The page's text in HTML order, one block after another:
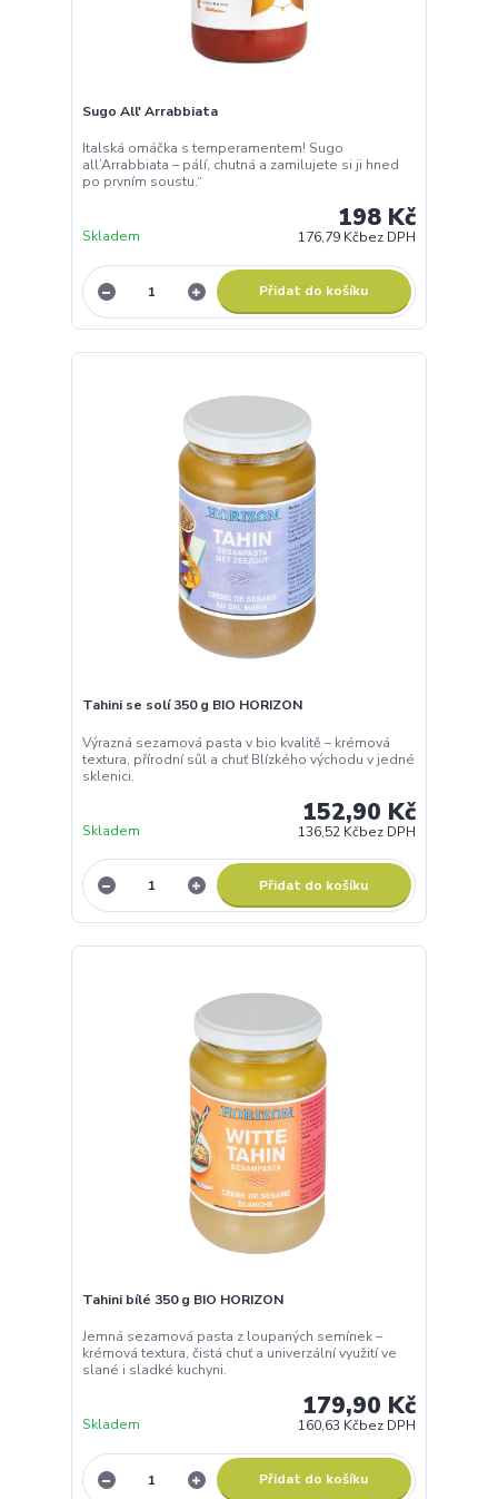
Sugo All' Arrabbiata
Italská omáčka s temperamentem! Sugo
all’Arrabbiata – pálí, chutná a zamilujete si ji hned
po prvním soustu.“
198 Kč
176,79 Kčbez DPH
Skladem
Přidat do košíku
Tahini se solí 350 g BIO HORIZON
Výrazná sezamová pasta v bio kvalitě – krémová
textura, přírodní sůl a chuť Blízkého východu v jedné
sklenici.
152,90 Kč
136,52 Kčbez DPH
Skladem
Přidat do košíku
Tahini bílé 350 g BIO HORIZON
Jemná sezamová pasta z loupaných semínek –
krémová textura, čistá chuť a univerzální využití ve
slané i sladké kuchyni.
179,90 Kč
160,63 Kčbez DPH
Skladem
Přidat do košíku